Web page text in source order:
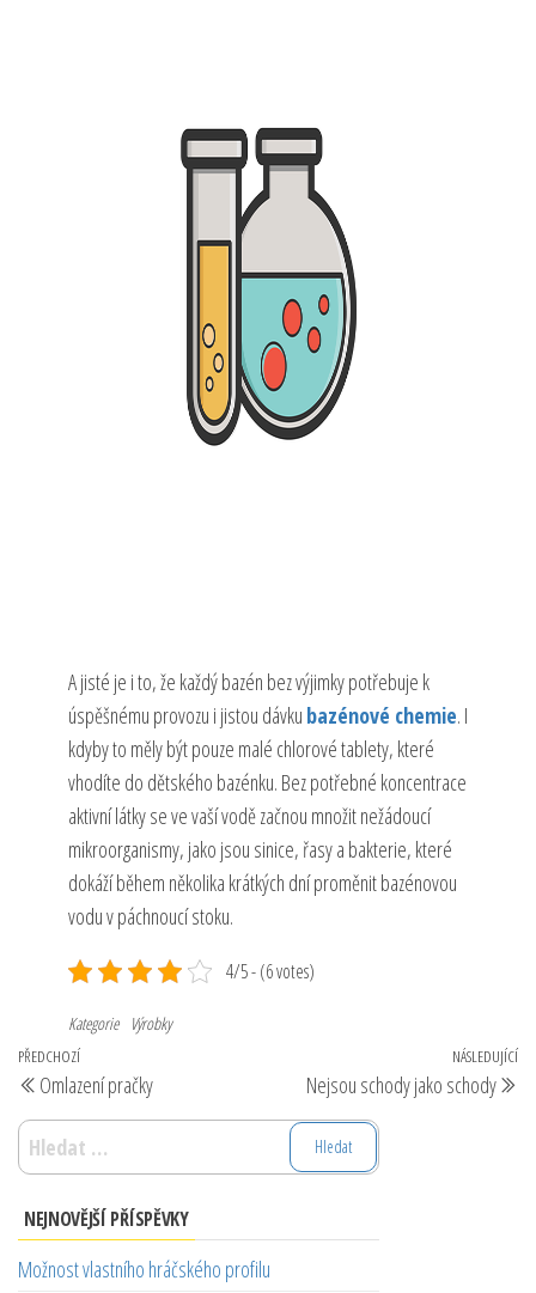
A jisté je i to, že každý bazén bez výjimky potřebuje k
úspěšnému provozu i jistou dávku bazénové chemie. I
kdyby to měly být pouze malé chlorové tablety, které
vhodíte do dětského bazénku. Bez potřebné koncentrace
aktivní látky se ve vaší vodě začnou množit nežádoucí
mikroorganismy, jako jsou sinice, řasy a bakterie, které
dokáží během několika krátkých dní proměnit bazénovou
vodu v páchnoucí stoku.
4/5 - (6 votes)
Kategorie Výrobky
Navigace
pro
příspěvek
Předchozí
příspěvek
PŘEDCHOZÍ
Omlazení pračky
NÁSLEDUJÍCÍ
Nejsou schody jako schody
Vyhledávání
NEJNOVĚJŠÍ PŘÍSPĚVKY
Možnost vlastního hráčského profilu